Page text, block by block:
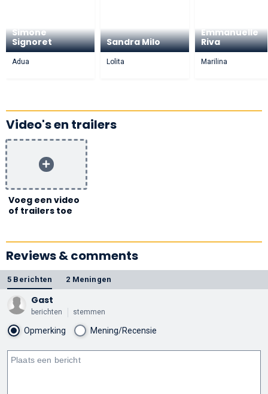
Simone
Signoret
Adua
Sandra Milo
Lolita
Emmanuelle
Riva
Marilina
Video's en trailers
Voeg een video
of trailers toe
Reviews & comments
5 Berichten 2 Meningen
Gast
berichten stemmen
Opmerking Mening/Recensie